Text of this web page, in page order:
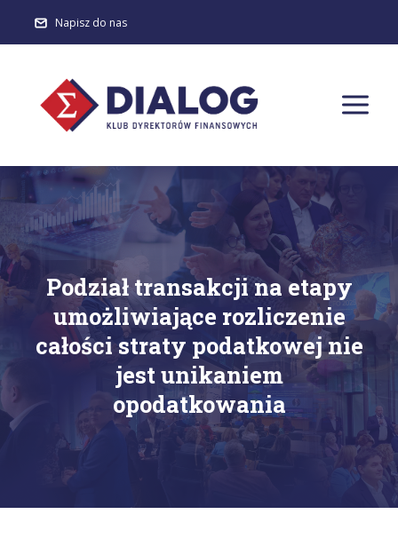
Napisz do nas
Podział transakcji na etapy
umożliwiające rozliczenie
całości straty podatkowej nie
jest unikaniem
opodatkowania